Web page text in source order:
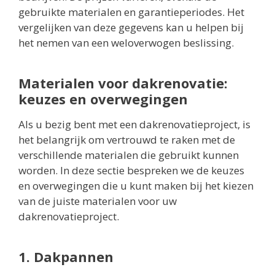
gebruikte materialen en garantieperiodes. Het
vergelijken van deze gegevens kan u helpen bij
het nemen van een weloverwogen beslissing.
Materialen voor dakrenovatie:
keuzes en overwegingen
Als u bezig bent met een dakrenovatieproject, is
het belangrijk om vertrouwd te raken met de
verschillende materialen die gebruikt kunnen
worden. In deze sectie bespreken we de keuzes
en overwegingen die u kunt maken bij het kiezen
van de juiste materialen voor uw
dakrenovatieproject.
1. Dakpannen